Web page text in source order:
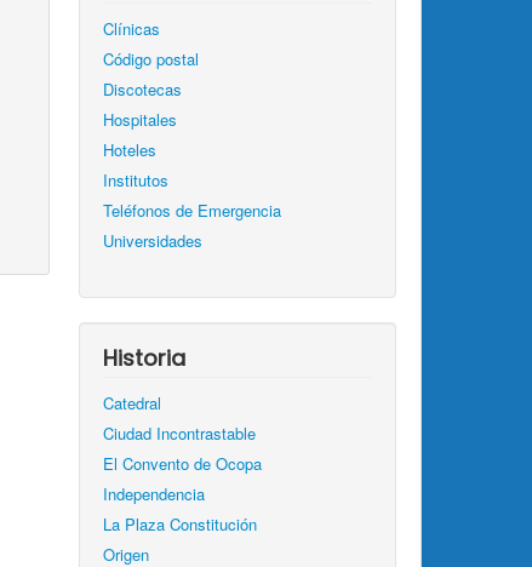
Clínicas
Código postal
Discotecas
Hospitales
Hoteles
Institutos
Teléfonos de Emergencia
Universidades
Historia
Catedral
Ciudad Incontrastable
El Convento de Ocopa
Independencia
La Plaza Constitución
Origen